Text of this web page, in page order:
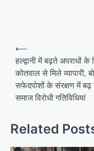
o
a
⟵
हल्द्वानी में बढ़ते अपराधों
कोतवाल से मिले व्यापारी,
सफेदपोशों के संरक्षण में बढ़
समाज विरोधी गतिविधियां
Related